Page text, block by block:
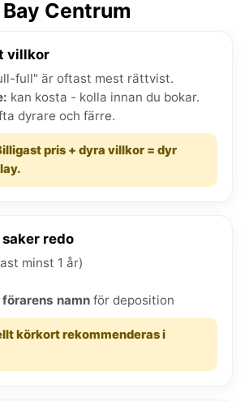
Bay Centrum
villkor
full" är oftast mest rättvist.
kan kosta - kolla innan du bokar.
dyrare och färre.
pris + dyra villkor = dyr
redo
minst 1 år)
namn för deposition
körkort rekommenderas i